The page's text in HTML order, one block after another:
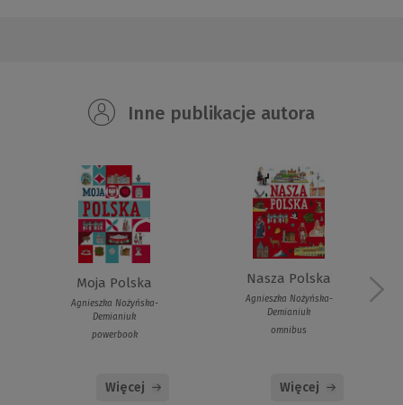
Inne publikacje autora
Moja Polska
Agnieszka Nożyńska-
Demianiuk
powerbook
Więcej
Nasza Polska
Agnieszka Nożyńska-
Demianiuk
omnibus
Więcej